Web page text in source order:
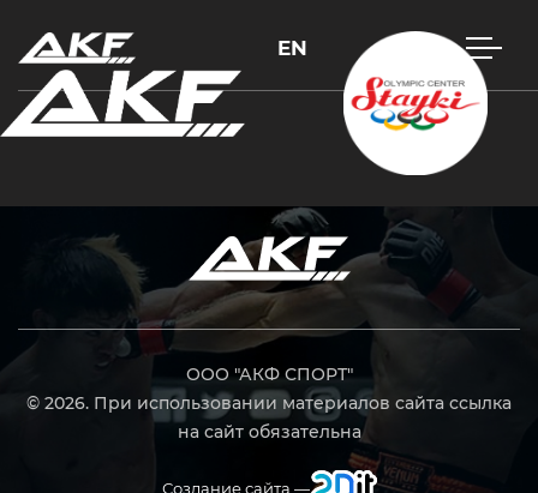
EN
ООО "АКФ СПОРТ"
© 2026. При использовании материалов сайта ссылка
на сайт обязательна
Создание сайта —
Нажмите Enter для поиска или Esc, чтобы закрыть